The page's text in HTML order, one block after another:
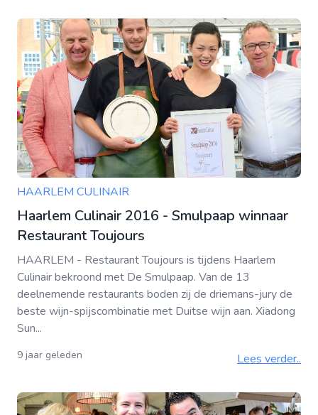
HAARLEM CULINAIR
Haarlem Culinair 2016 - Smulpaap winnaar
Restaurant Toujours
HAARLEM - Restaurant Toujours is tijdens Haarlem
Culinair bekroond met De Smulpaap. Van de 13
deelnemende restaurants boden zij de driemans-jury de
beste wijn-spijscombinatie met Duitse wijn aan. Xiadong
Sun...
9 jaar geleden Lees verder..